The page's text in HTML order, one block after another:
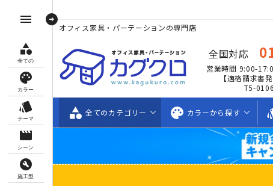
menu arrow_circle_right
category
全ての
palette
カラー
style
テーマ
movie_creation
シーン
build_circle
施工型
オフィス家具・パーテーションの専門店
全国対応
営業時間 9:00-
【適格請求書
T5-
category 全てのカテゴリー palette カラーから探す